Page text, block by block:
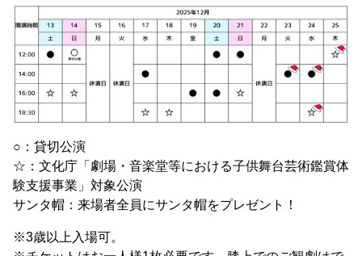
○：貸切公演
☆：文化庁「劇場・音楽堂等における子供舞台芸術鑑賞体
験支援事業」対象公演
サンタ帽：来場者全員にサンタ帽をプレゼント！
※3歳以上入場可。